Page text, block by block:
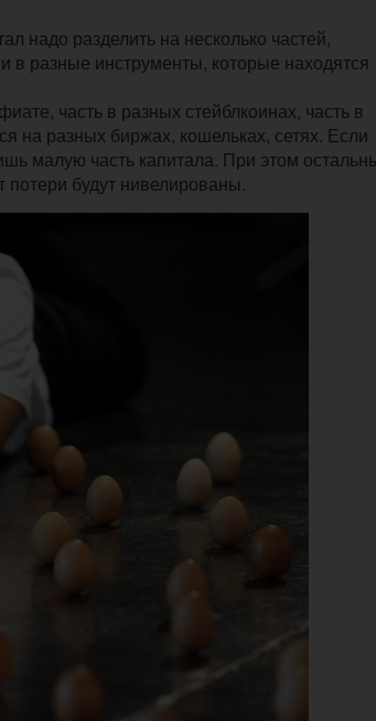
надо разделить на несколько частей,
в разные инструменты, которые находятся
часть в разных стейблкоинах, часть в
на разных биржах, кошельках, сетях. Если
малую часть капитала. При этом
потери будут нивелированы.